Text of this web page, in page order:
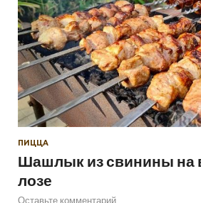
ПИЦЦА
Шашлык из свинины на
лозе
Оставьте комментарий